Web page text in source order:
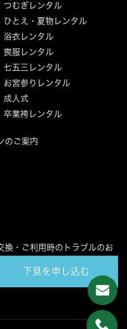
下見を申し込む
つむぎレンタル
ひとえ・夏物レンタル
浴衣レンタル
喪服レンタル
七五三レンタル
お宮参りレンタル
成人式
卒業袴レンタル
のご案内
換・ご利用時のトラブルのお